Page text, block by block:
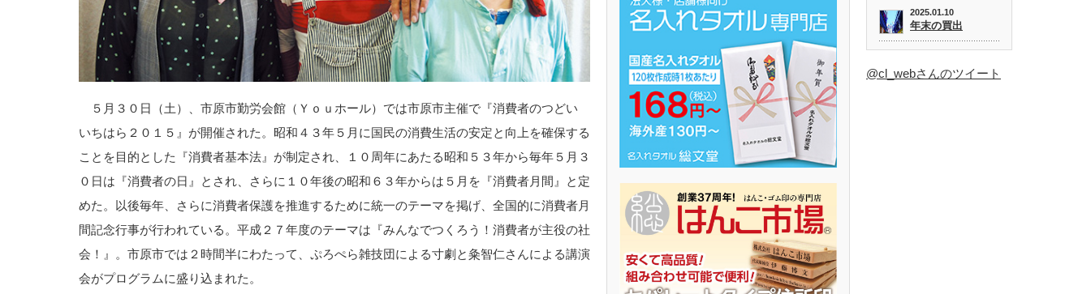
５月３０日（土）、市原市勤労会館（Ｙｏｕホール）では市原市主催で『消費者のつどい
いちはら２０１５』が開催された。昭和４３年５月に国民の消費生活の安定と向上を確保する
ことを目的とした『消費者基本法』が制定され、１０周年にあたる昭和５３年から毎年５月３
０日は『消費者の日』とされ、さらに１０年後の昭和６３年からは５月を『消費者月間』と定
めた。以後毎年、さらに消費者保護を推進するために統一のテーマを掲げ、全国的に消費者月
間記念行事が行われている。平成２７年度のテーマは『みんなでつくろう！消費者が主役の社
会！』。市原市では２時間半にわたって、ぷろぺら雑技団による寸劇と粂智仁さんによる講演
会がプログラムに盛り込まれた。
2025.01.10
年末の買出
@cl_webさんのツイート